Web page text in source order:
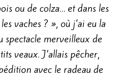
ou de colza… et dans les
vaches ? », où j’ai eu la
spectacle merveilleux de
veaux. J’allais pêcher,
avec le radeau de